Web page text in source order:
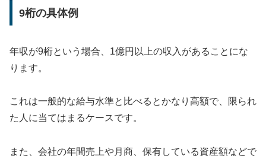
9桁の具体例
年収が9桁という場合、1億円以上の収入があることにな
ります。
これは一般的な給与水準と比べるとかなり高額で、限られ
た人に当てはまるケースです。
また、会社の年間売上や月商、保有している資産額などで